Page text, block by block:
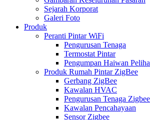
Sejarah Korporat
Galeri Foto
Produk
Peranti Pintar WiFi
Pengurusan Tenaga
Termostat Pintar
Pengumpan Haiwan
Produk Rumah Pintar ZigBee
Gerbang ZigBee
Kawalan HVAC
Pengurusan Tenaga Zigbee
Kawalan Pencahayaan
Sensor Zigbee